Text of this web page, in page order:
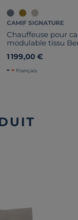
CAMIF SIGNATURE
Chauffeuse pour
modulable tissu
1 199,00 €
Français